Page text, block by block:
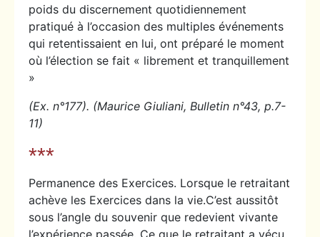
poids du discernement quotidiennement
pratiqué à l’occasion des multiples événements
qui retentissaient en lui, ont préparé le moment
où l’élection se fait « librement et tranquillement
»
(Ex. n°177). (Maurice Giuliani, Bulletin n°43, p.7-
11)
***
Permanence des Exercices. Lorsque le retraitant
achève les Exercices dans la vie.C’est aussitôt
sous l’angle du souvenir que redevient vivante
l’expérience passée. Ce que le retraitant a vécu